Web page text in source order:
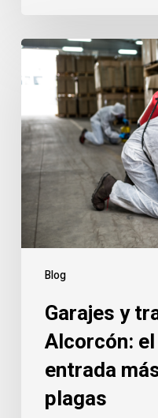
Blog
Garajes
trasteros
en
Alcorcón:
punto
entrada
más
común
plagas
Garajes y
Alcorcón:
entrada
plagas